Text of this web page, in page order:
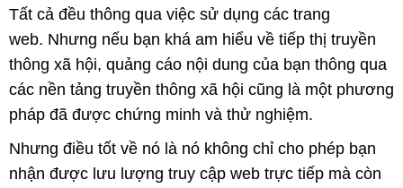
Tất cả đều thông qua việc sử dụng các trang
web. Nhưng nếu bạn khá am hiểu về tiếp thị truyền
thông xã hội, quảng cáo nội dung của bạn thông qua
các nền tảng truyền thông xã hội cũng là một phương
pháp đã được chứng minh và thử nghiệm.
Nhưng điều tốt về nó là nó không chỉ cho phép bạn
nhận được lưu lượng truy cập web trực tiếp mà còn